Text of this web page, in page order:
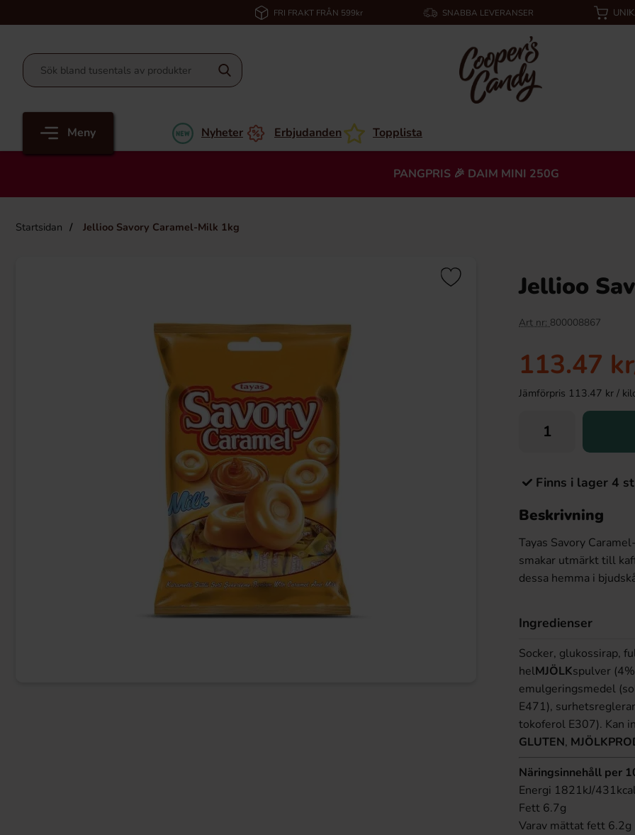
FRI FRAKT FRÅN 599kr SNABBA LEVERANSER
Meny Nyheter Erbjudanden Topplista
PANGPRIS 🎉 DAIM MINI 250G
Startsidan Jellioo Savory Caramel-Milk 1kg
Jellioo
Art nr: 800008867
113.47 kr
Jämförpris 113.47 kr /
Finns i lager 4 st
Beskrivning
Tayas Savory
smakar utmärkt till
dessa hemma i
Ingredienser
Socker, glukossirap,
helMJÖLKspulver
emulgeringsmedel
E471),
tokoferol E307). Kan
GLUTEN,
Näringsinnehåll per
Energi 1821kJ/
Fett 6.7g
Varav mättat fett 6.2g